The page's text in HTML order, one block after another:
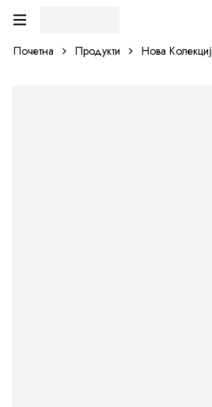
Почетна Продукти Нова